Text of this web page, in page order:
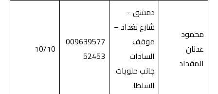
محمود
عدنان
المقداد
دمشق –
شارع بغداد –
موقف
السادات
جانب حلويات
السلطا
009639577
52453
10/10